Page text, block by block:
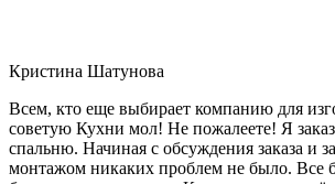
Кристина Шатунова
Всем, кто еще выбирает компанию для
советую Кухни мол! Не пожалеете! Я
спальню. Начиная с обсуждения заказа и
монтажом никаких проблем не было. Все